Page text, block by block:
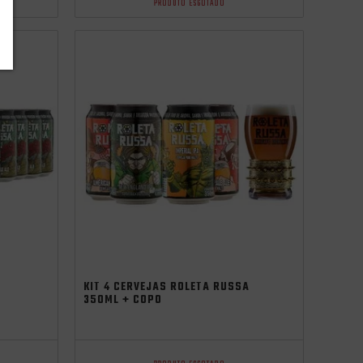
PRODUTO ESGOTADO
KIT 4 CERVEJAS ROLETA RUSSA
350ML + COPO